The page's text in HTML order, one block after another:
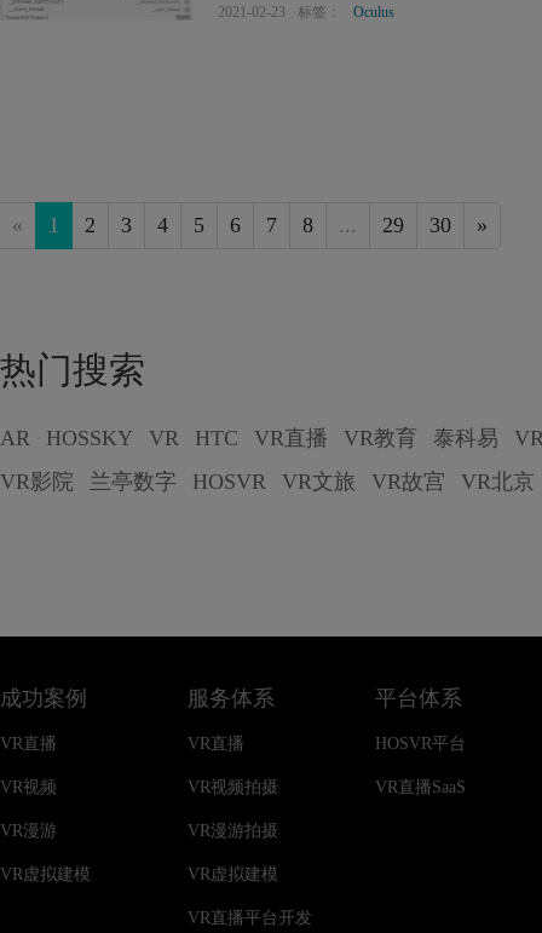
Quest和Quest 2开发者调试原生C/
2021-02-23 标签： Oculus
« 1 2 3 4 5 6 7 8 ... 29 30 »
热门搜索
AR HOSSKY VR HTC VR直播 VR教育 泰科易
VR影院
兰亭数字 HOSVR VR文旅 VR故宫 VR北京
成功案例
VR直播
VR视频
VR漫游
VR虚拟建模
服务体系
VR直播
VR视频拍摄
VR漫游拍摄
VR虚拟建模
VR直播平台开发
平台体系
HOSVR平台
VR直播SaaS